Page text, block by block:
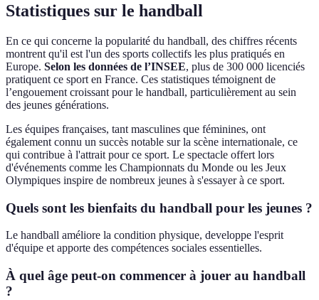
Statistiques sur le handball
En ce qui concerne la popularité du handball, des chiffres récents
montrent qu'il est l'un des sports collectifs les plus pratiqués en
Europe. Selon les données de l’INSEE, plus de 300 000 licenciés
pratiquent ce sport en France. Ces statistiques témoignent de
l’engouement croissant pour le handball, particulièrement au sein
des jeunes générations.
Les équipes françaises, tant masculines que féminines, ont
également connu un succès notable sur la scène internationale, ce
qui contribue à l'attrait pour ce sport. Le spectacle offert lors
d'événements comme les Championnats du Monde ou les Jeux
Olympiques inspire de nombreux jeunes à s'essayer à ce sport.
Quels sont les bienfaits du handball pour les jeunes ?
Le handball améliore la condition physique, developpe l'esprit
d'équipe et apporte des compétences sociales essentielles.
À quel âge peut-on commencer à jouer au handball
?